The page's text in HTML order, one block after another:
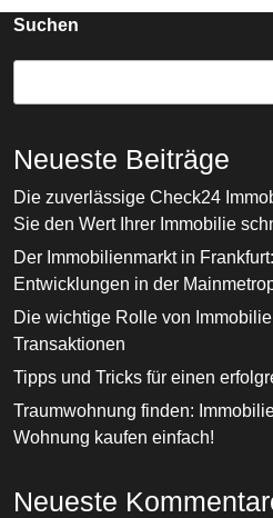
Suchen
Neueste Beiträge
Die zuverlässige Check24
Sie den Wert Ihrer Immobilie
Der Immobilienmarkt in
Entwicklungen in der
Die wichtige Rolle von
Transaktionen
Tipps und Tricks für einen
Traumwohnung finden:
Wohnung kaufen einfach!
Neueste